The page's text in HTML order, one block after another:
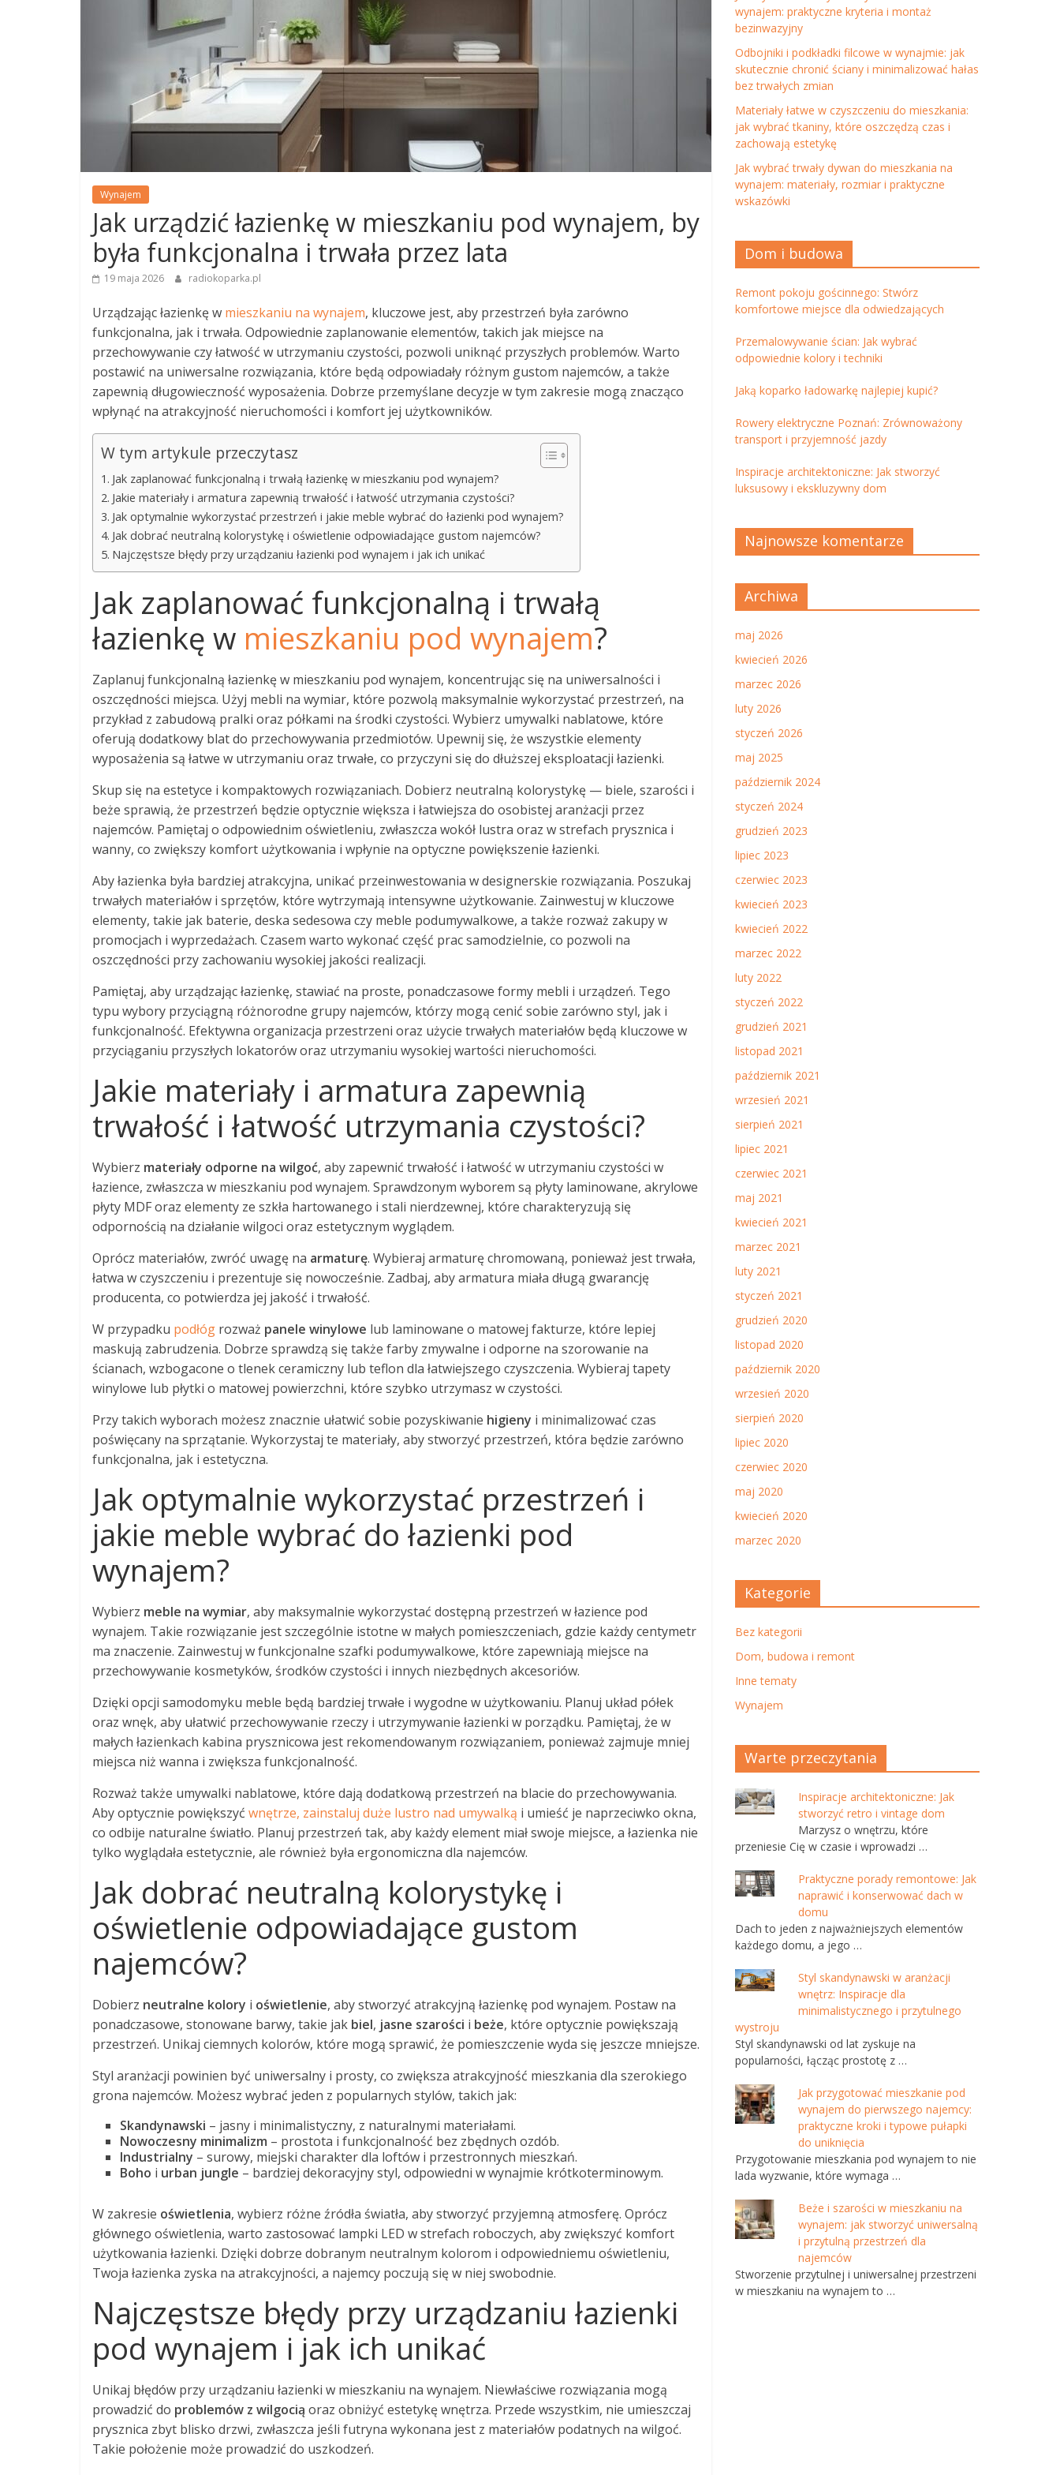
Wynajem
Jak urządzić łazienkę w mieszkaniu pod wynajem, by
była funkcjonalna i trwała przez lata
19 maja 2026 radiokoparka.pl
Urządzając łazienkę w mieszkaniu na wynajem, kluczowe jest, aby przestrzeń była zarówno
funkcjonalna, jak i trwała. Odpowiednie zaplanowanie elementów, takich jak miejsce na
przechowywanie czy łatwość w utrzymaniu czystości, pozwoli uniknąć przyszłych problemów. Warto
postawić na uniwersalne rozwiązania, które będą odpowiadały różnym gustom najemców, a także
zapewnią długowieczność wyposażenia. Dobrze przemyślane decyzje w tym zakresie mogą znacząco
wpłynąć na atrakcyjność nieruchomości i komfort jej użytkowników.
W tym artykule przeczytasz
Jak zaplanować funkcjonalną i trwałą łazienkę w mieszkaniu pod wynajem?
Jakie materiały i armatura zapewnią trwałość i łatwość utrzymania czystości?
Jak optymalnie wykorzystać przestrzeń i jakie meble wybrać do łazienki pod wynajem?
Jak dobrać neutralną kolorystykę i oświetlenie odpowiadające gustom najemców?
Najczęstsze błędy przy urządzaniu łazienki pod wynajem i jak ich unikać
Jak zaplanować funkcjonalną i trwałą
łazienkę w mieszkaniu pod wynajem?
Zaplanuj funkcjonalną łazienkę w mieszkaniu pod wynajem, koncentrując się na uniwersalności i
oszczędności miejsca. Użyj mebli na wymiar, które pozwolą maksymalnie wykorzystać przestrzeń, na
przykład z zabudową pralki oraz półkami na środki czystości. Wybierz umywalki nablatowe, które
oferują dodatkowy blat do przechowywania przedmiotów. Upewnij się, że wszystkie elementy
wyposażenia są łatwe w utrzymaniu oraz trwałe, co przyczyni się do dłuższej eksploatacji łazienki.
Skup się na estetyce i kompaktowych rozwiązaniach. Dobierz neutralną kolorystykę — biele, szarości i
beże sprawią, że przestrzeń będzie optycznie większa i łatwiejsza do osobistej aranżacji przez
najemców. Pamiętaj o odpowiednim oświetleniu, zwłaszcza wokół lustra oraz w strefach prysznica i
wanny, co zwiększy komfort użytkowania i wpłynie na optyczne powiększenie łazienki.
Aby łazienka była bardziej atrakcyjna, unikać przeinwestowania w designerskie rozwiązania. Poszukaj
trwałych materiałów i sprzętów, które wytrzymają intensywne użytkowanie. Zainwestuj w kluczowe
elementy, takie jak baterie, deska sedesowa czy meble podumywalkowe, a także rozważ zakupy w
promocjach i wyprzedażach. Czasem warto wykonać część prac samodzielnie, co pozwoli na
oszczędności przy zachowaniu wysokiej jakości realizacji.
Pamiętaj, aby urządzając łazienkę, stawiać na proste, ponadczasowe formy mebli i urządzeń. Tego
typu wybory przyciągną różnorodne grupy najemców, którzy mogą cenić sobie zarówno styl, jak i
funkcjonalność. Efektywna organizacja przestrzeni oraz użycie trwałych materiałów będą kluczowe w
przyciąganiu przyszłych lokatorów oraz utrzymaniu wysokiej wartości nieruchomości.
Jakie materiały i armatura zapewnią
trwałość i łatwość utrzymania czystości?
Wybierz materiały odporne na wilgoć, aby zapewnić trwałość i łatwość w utrzymaniu czystości w
łazience, zwłaszcza w mieszkaniu pod wynajem. Sprawdzonym wyborem są płyty laminowane, akrylowe
płyty MDF oraz elementy ze szkła hartowanego i stali nierdzewnej, które charakteryzują się
odpornością na działanie wilgoci oraz estetycznym wyglądem.
Oprócz materiałów, zwróć uwagę na armaturę. Wybieraj armaturę chromowaną, ponieważ jest trwała,
łatwa w czyszczeniu i prezentuje się nowocześnie. Zadbaj, aby armatura miała długą gwarancję
producenta, co potwierdza jej jakość i trwałość.
W przypadku podłóg rozważ panele winylowe lub laminowane o matowej fakturze, które lepiej
maskują zabrudzenia. Dobrze sprawdzą się także farby zmywalne i odporne na szorowanie na
ścianach, wzbogacone o tlenek ceramiczny lub teflon dla łatwiejszego czyszczenia. Wybieraj tapety
winylowe lub płytki o matowej powierzchni, które szybko utrzymasz w czystości.
Przy takich wyborach możesz znacznie ułatwić sobie pozyskiwanie higieny i minimalizować czas
poświęcany na sprzątanie. Wykorzystaj te materiały, aby stworzyć przestrzeń, która będzie zarówno
funkcjonalna, jak i estetyczna.
Jak optymalnie wykorzystać przestrzeń i
jakie meble wybrać do łazienki pod
wynajem?
Wybierz meble na wymiar, aby maksymalnie wykorzystać dostępną przestrzeń w łazience pod
wynajem. Takie rozwiązanie jest szczególnie istotne w małych pomieszczeniach, gdzie każdy centymetr
ma znaczenie. Zainwestuj w funkcjonalne szafki podumywalkowe, które zapewniają miejsce na
przechowywanie kosmetyków, środków czystości i innych niezbędnych akcesoriów.
Dzięki opcji samodomyku meble będą bardziej trwałe i wygodne w użytkowaniu. Planuj układ półek
oraz wnęk, aby ułatwić przechowywanie rzeczy i utrzymywanie łazienki w porządku. Pamiętaj, że w
małych łazienkach kabina prysznicowa jest rekomendowanym rozwiązaniem, ponieważ zajmuje mniej
miejsca niż wanna i zwiększa funkcjonalność.
Rozważ także umywalki nablatowe, które dają dodatkową przestrzeń na blacie do przechowywania.
Aby optycznie powiększyć wnętrze, zainstaluj duże lustro nad umywalką i umieść je naprzeciwko okna,
co odbije naturalne światło. Planuj przestrzeń tak, aby każdy element miał swoje miejsce, a łazienka nie
tylko wyglądała estetycznie, ale również była ergonomiczna dla najemców.
Jak dobrać neutralną kolorystykę i
oświetlenie odpowiadające gustom
najemców?
Dobierz neutralne kolory i oświetlenie, aby stworzyć atrakcyjną łazienkę pod wynajem. Postaw na
ponadczasowe, stonowane barwy, takie jak biel, jasne szarości i beże, które optycznie powiększają
przestrzeń. Unikaj ciemnych kolorów, które mogą sprawić, że pomieszczenie wyda się jeszcze mniejsze.
Styl aranżacji powinien być uniwersalny i prosty, co zwiększa atrakcyjność mieszkania dla szerokiego
grona najemców. Możesz wybrać jeden z popularnych stylów, takich jak:
Skandynawski – jasny i minimalistyczny, z naturalnymi materiałami.
Nowoczesny minimalizm – prostota i funkcjonalność bez zbędnych ozdób.
Industrialny – surowy, miejski charakter dla loftów i przestronnych mieszkań.
Boho i urban jungle – bardziej dekoracyjny styl, odpowiedni w wynajmie krótkoterminowym.
W zakresie oświetlenia, wybierz różne źródła światła, aby stworzyć przyjemną atmosferę. Oprócz
głównego oświetlenia, warto zastosować lampki LED w strefach roboczych, aby zwiększyć komfort
użytkowania łazienki. Dzięki dobrze dobranym neutralnym kolorom i odpowiedniemu oświetleniu,
Twoja łazienka zyska na atrakcyjności, a najemcy poczują się w niej swobodnie.
Najczęstsze błędy przy urządzaniu łazienki
pod wynajem i jak ich unikać
Unikaj błędów przy urządzaniu łazienki w mieszkaniu na wynajem. Niewłaściwe rozwiązania mogą
prowadzić do problemów z wilgocią oraz obniżyć estetykę wnętrza. Przede wszystkim, nie umieszczaj
prysznica zbyt blisko drzwi, zwłaszcza jeśli futryna wykonana jest z materiałów podatnych na wilgoć.
Takie położenie może prowadzić do uszkodzeń.
wynajem: praktyczne kryteria i montaż
bezinwazyjny
Odbojniki i podkładki filcowe w wynajmie: jak
skutecznie chronić ściany i minimalizować hałas
bez trwałych zmian
Materiały łatwe w czyszczeniu do mieszkania:
jak wybrać tkaniny, które oszczędzą czas i
zachowają estetykę
Jak wybrać trwały dywan do mieszkania na
wynajem: materiały, rozmiar i praktyczne
wskazówki
Dom i budowa
Remont pokoju gościnnego: Stwórz
komfortowe miejsce dla odwiedzających
Przemalowywanie ścian: Jak wybrać
odpowiednie kolory i techniki
Jaką koparko ładowarkę najlepiej kupić?
Rowery elektryczne Poznań: Zrównoważony
transport i przyjemność jazdy
Inspiracje architektoniczne: Jak stworzyć
luksusowy i ekskluzywny dom
Najnowsze komentarze
Archiwa
maj 2026
kwiecień 2026
marzec 2026
luty 2026
styczeń 2026
maj 2025
październik 2024
styczeń 2024
grudzień 2023
lipiec 2023
czerwiec 2023
kwiecień 2023
kwiecień 2022
marzec 2022
luty 2022
styczeń 2022
grudzień 2021
listopad 2021
październik 2021
wrzesień 2021
sierpień 2021
lipiec 2021
czerwiec 2021
maj 2021
kwiecień 2021
marzec 2021
luty 2021
styczeń 2021
grudzień 2020
listopad 2020
październik 2020
wrzesień 2020
sierpień 2020
lipiec 2020
czerwiec 2020
maj 2020
kwiecień 2020
marzec 2020
Kategorie
Bez kategorii
Dom, budowa i remont
Inne tematy
Wynajem
Warte przeczytania
Inspiracje architektoniczne: Jak
stworzyć retro i vintage dom
Marzysz o wnętrzu, które
przeniesie Cię w czasie i wprowadzi …
Praktyczne porady remontowe: Jak
naprawić i konserwować dach w
domu
Dach to jeden z najważniejszych elementów
każdego domu, a jego …
Styl skandynawski w aranżacji
wnętrz: Inspiracje dla
minimalistycznego i przytulnego
wystroju
Styl skandynawski od lat zyskuje na
popularności, łącząc prostotę z …
Jak przygotować mieszkanie pod
wynajem do pierwszego najemcy:
praktyczne kroki i typowe pułapki
do uniknięcia
Przygotowanie mieszkania pod wynajem to nie
lada wyzwanie, które wymaga …
Beże i szarości w mieszkaniu na
wynajem: jak stworzyć uniwersalną
i przytulną przestrzeń dla
najemców
Stworzenie przytulnej i uniwersalnej przestrzeni
w mieszkaniu na wynajem to …